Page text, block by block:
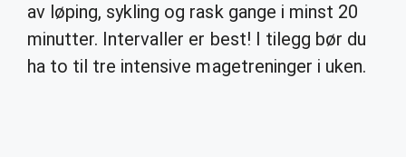
av løping, sykling og rask gange i minst 20
minutter. Intervaller er best! I tilegg bør du
ha to til tre intensive magetreninger i uken.